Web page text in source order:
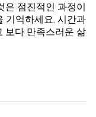
점진적인 과정이
기억하세요. 시간과
보다 만족스러운 삶